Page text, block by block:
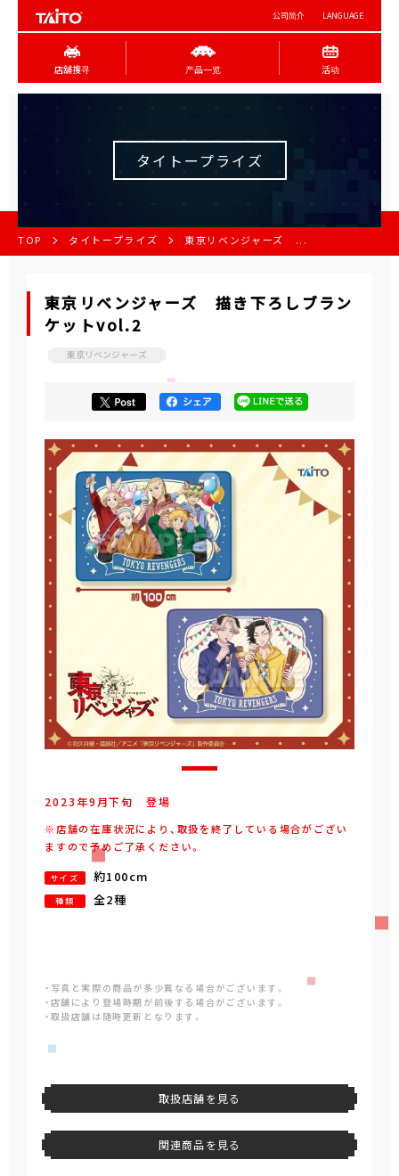
公司简介 LANGUAGE
店舖搜寻 产品一览 活动
タイトープライズ
TOP タイトープライズ 東京リベンジャーズ ...
東京リベンジャーズ 描き下ろしブラン
ケットvol.2
東京リベンジャーズ
2023年9 月下旬 登場
※店舗の在庫状況により、取扱を終了している場合がござい
ますので予めご了承ください。
サイズ 約100cm
種類 全2種
・写真と実際の商品が多少異なる場合がございます。
・店舗により登場時期が前後する場合がございます。
・取扱店舗は随時更新となります。
取扱店舗を見る
関連商品を見る